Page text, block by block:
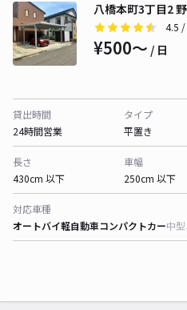
八橋本町3丁目2
4.5 /
¥500〜 / 日
貸出時間
24時間営業
タイプ
平置き
長さ
430cm 以下
車幅
250cm 以下
対応車種
オートバイ軽自動車コンパクトカー中